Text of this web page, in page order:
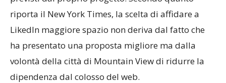
riporta il New York Times, la scelta di affidare a
LikedIn maggiore spazio non deriva dal fatto che
ha presentato una proposta migliore ma dalla
volontà della città di Mountain View di ridurre la
dipendenza dal colosso del web.